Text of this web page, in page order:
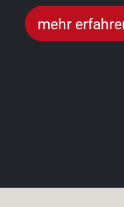
mehr